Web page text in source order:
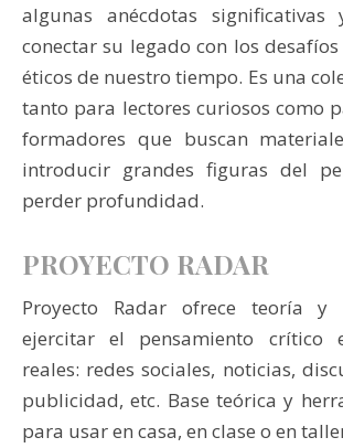
algunas anécdotas
conectar su legado con los
éticos de nuestro tiempo. Es una
tanto para lectores curiosos como
formadores que buscan
introducir grandes figuras del
perder profundidad.
PROYECTO RADAR
Proyecto Radar ofrece teoría y
ejercitar el pensamiento crítico
reales: redes sociales, noticias,
publicidad, etc. Base teórica y
para usar en casa, en clase o en